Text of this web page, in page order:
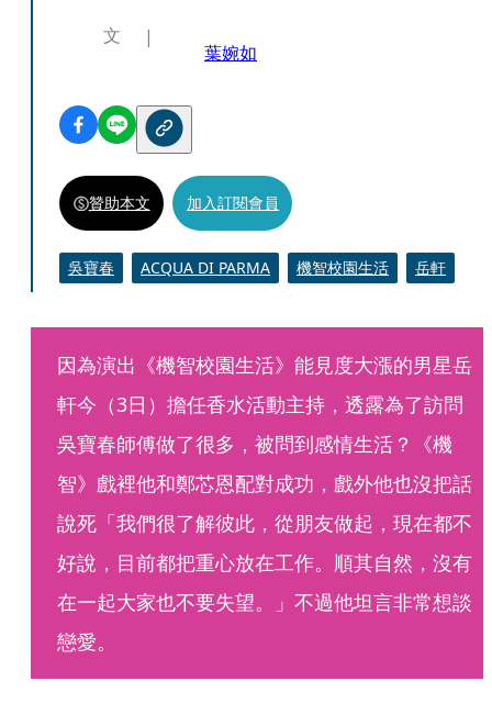
文
葉婉如
贊助本文 加入訂閱會員
吳寶春 ACQUA DI PARMA 機智校園生活 岳軒
因為演出《機智校園生活》能見度大漲的男星岳
軒今（3日）擔任香水活動主持，透露為了訪問
吳寶春師傅做了很多，被問到感情生活？《機
智》戲裡他和鄭芯恩配對成功，戲外他也沒把話
說死「我們很了解彼此，從朋友做起，現在都不
好說，目前都把重心放在工作。順其自然，沒有
在一起大家也不要失望。」不過他坦言非常想談
戀愛。